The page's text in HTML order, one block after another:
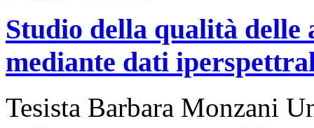
Studio della qualità delle
mediante dati
Tesista Barbara Monzani